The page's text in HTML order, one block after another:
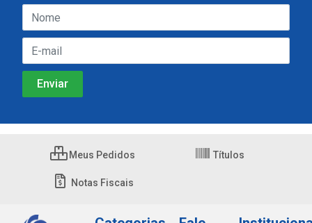
Meus Pedidos Títulos
Notas Fiscais